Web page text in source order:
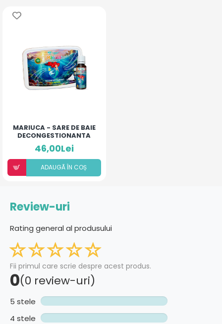
MARIUCA - SARE DE BAIE
DECONGESTIONANTA
46,00Lei
ADAUGÃ ÎN COȘ
Review-uri
Rating general al produsului
Fii primul care scrie despre acest produs.
0(0 review-uri)
5 stele
4 stele